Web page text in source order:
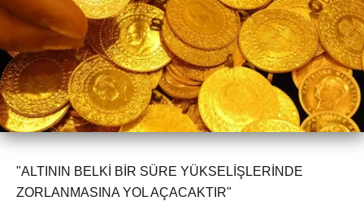
"ALTININ BELKİ BİR SÜRE YÜKSELİŞLERİNDE
ZORLANMASINA YOL AÇACAKTIR"